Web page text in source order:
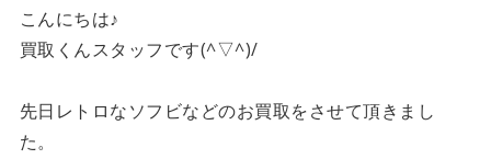
こんにちは♪
買取くんスタッフです(^▽^)/
先日レトロなソフビなどのお買取をさせて頂きまし
た。